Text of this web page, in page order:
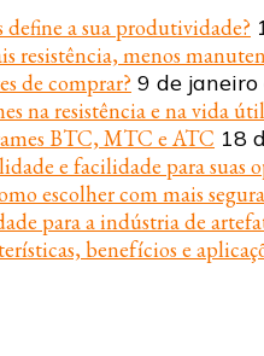
define a sua produtividade?
resistência, menos
de comprar? 9 de janeiro
na resistência e na vida
BTC, MTC e ATC 18
e facilidade para suas
escolher com mais
para a indústria de
benefícios e